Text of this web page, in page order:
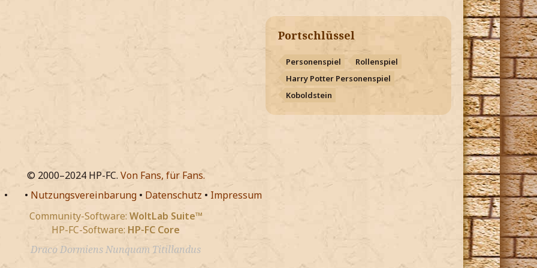
Portschlüssel
Personenspiel
Rollenspiel
Harry Potter Personenspiel
Koboldstein
© 2000–2024 HP-FC. Von Fans, für Fans.
•
• Nutzungsvereinbarung • Datenschutz • Impressum
Community-Software: WoltLab Suite™
HP-FC-Software: HP-FC Core
Draco Dormiens Nunquam Titillandus